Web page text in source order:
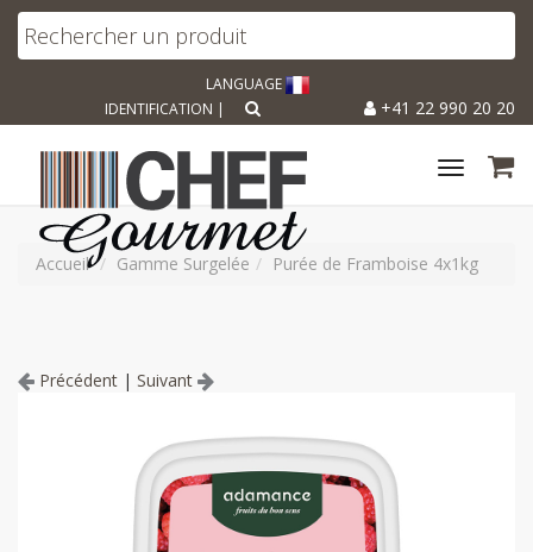
LANGUAGE
+41 22 990 20 20
IDENTIFICATION |
Toggle
Accueil Gamme Surgelée Purée de Framboise 4x1kg
Précédent | Suivant